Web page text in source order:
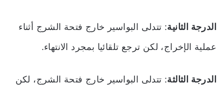
الدرجة الثانية: تتدلى البواسير خارج فتحة الشرج أثناء
عملية الإخراج، لكن ترجع تلقائيا بمجرد الانتهاء.
الدرجة الثالثة: تتدلى البواسير خارج فتحة الشرج، لكن